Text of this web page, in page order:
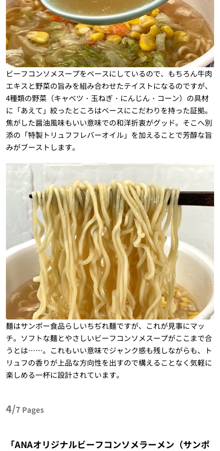
ビーフコンソメスープをベースにしているので、もちろん牛肉
エキスと野菜の旨みを組み合わせたテイストになるのですが、
4種類の野菜（キャベツ・玉ねぎ・にんじん・コーン）の具材
に「あえて」絞ったところはベースにこだわりを持った証拠。
焦がした醤油風味もいい意味での和洋折衷がグッド。そこへ別
添の「特製トリュフフレバーオイル」を加えることで芳醇な旨
みがブーストします。
麺はサンポー食品らしいちぢれ麺ですが、これが見事にマッ
チ。ソフトな麺とやさしいビーフコンソメスープがここまで合
うとは……。これもいい意味でジャンク感も残しながらも、ト
リュフの香りが上品な方向性を出すので構えることなく気軽に
楽しめる一杯に設計されています。
4/7 Pages
「ANAオリジナルビーフコンソメラーメン（サンポ